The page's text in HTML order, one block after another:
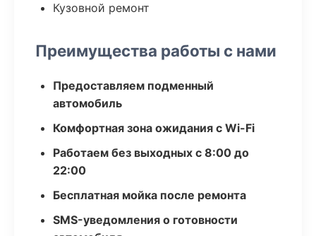
Кузовной ремонт
Преимущества работы с нами
Предоставляем подменный
автомобиль
Комфортная зона ожидания с Wi-Fi
Работаем без выходных с 8:00 до
22:00
Бесплатная мойка после ремонта
SMS-уведомления о готовности